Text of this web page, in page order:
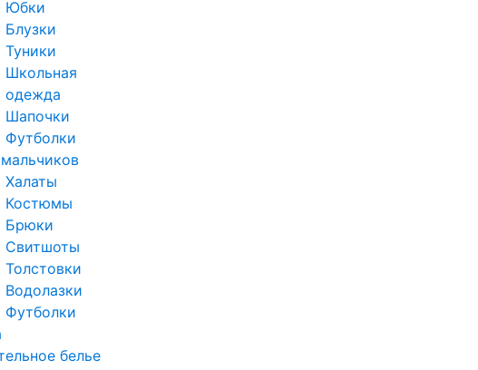
Юбки
Блузки
Туники
Школьная
одежда
Шапочки
Футболки
Халаты
Костюмы
Брюки
Свитшоты
Толстовки
Водолазки
Футболки
белье